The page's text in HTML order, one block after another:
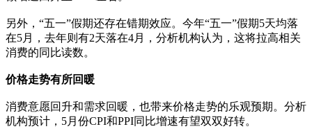
另外，“五一”假期还存在错期效应。今年“五一”假期5天均落
在5月，去年则有2天落在4月，分析机构认为，这将拉高相关
消费的同比读数。
价格走势有所回暖
消费意愿回升和需求回暖，也带来价格走势的乐观预期。分析
机构预计，5月份CPI和PPI同比增速有望双双好转。